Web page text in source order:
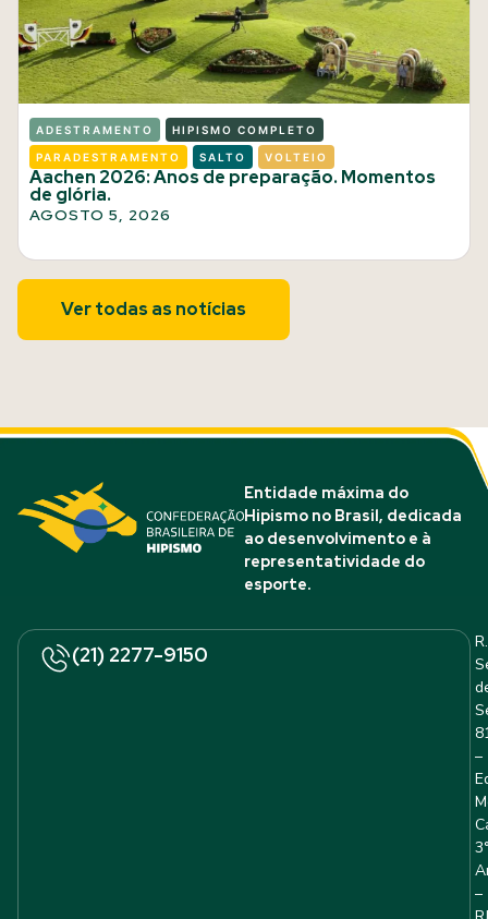
ADESTRAMENTO HIPISMO COMPLETO
PARADESTRAMENTO SALTO VOLTEIO
Aachen 2026: Anos de preparação. Momentos
de glória.
AGOSTO 5, 2026
Ver todas as notícias
Entidade máxima do
Hipismo no Brasil, dedicada
ao desenvolvimento e à
representatividade do
esporte.
(21) 2277-9150
R.
–
–